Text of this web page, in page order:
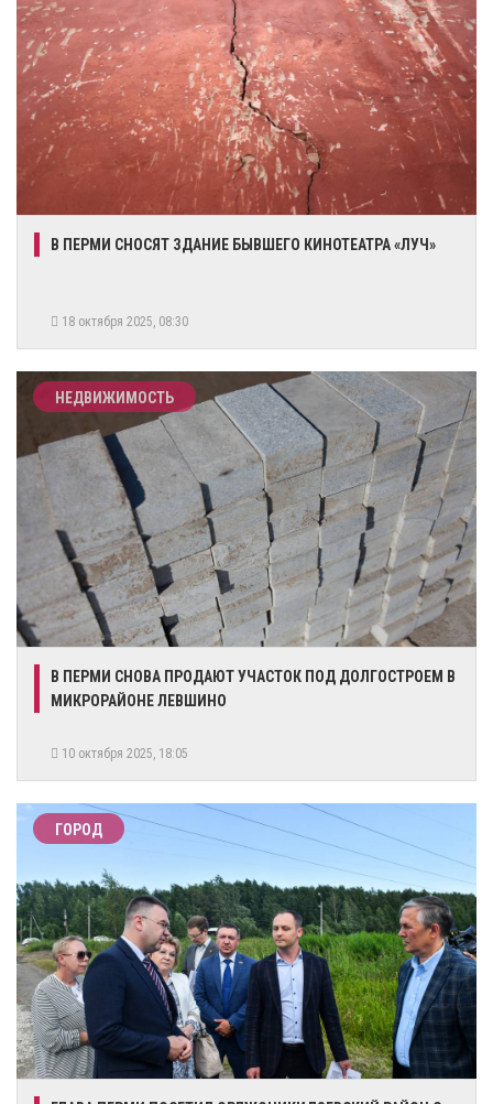
​В ПЕРМИ СНОСЯТ ЗДАНИЕ БЫВШЕГО КИНОТЕАТРА «ЛУЧ»
18 октября 2025, 08:30
НЕДВИЖИМОСТЬ
В ПЕРМИ СНОВА ПРОДАЮТ УЧАСТОК ПОД ДОЛГОСТРОЕМ В
МИКРОРАЙОНЕ ЛЕВШИНО
10 октября 2025, 18:05
ГОРОД